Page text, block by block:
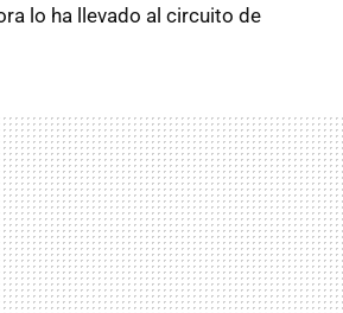
lo ha llevado al circuito de